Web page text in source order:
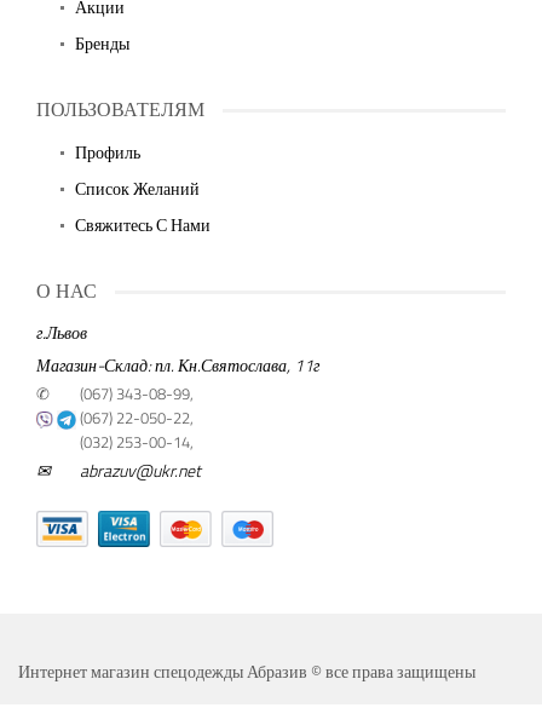
Акции
Бренды
ПОЛЬЗОВАТЕЛЯМ
Профиль
Список Желаний
Свяжитесь С Нами
О НАС
г.Львов
Магазин-Склад: пл. Кн.Святослава, 11г
✆
(067) 343-08-99,
(067) 22-050-22,
(032) 253-00-14,
✉ abrazuv@ukr.net
Интернет магазин спецодежды Абразив © все права защищены